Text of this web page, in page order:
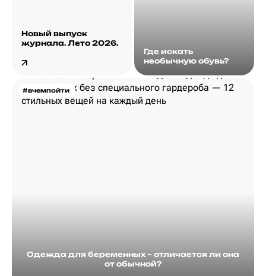
Новый выпуск
журнала. Лето 2026.
Где искать
необычную обувь?
#вчемпойти
Одежда для беременных – отличается ли она
от обычной?